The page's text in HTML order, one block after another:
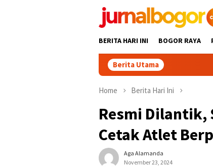
BERITA HARI INI BOGOR RAYA
Berita Utama
Home Berita Hari Ini
Resmi Dilantik,
Cetak Atlet
Aga Alamanda
November 23, 2024